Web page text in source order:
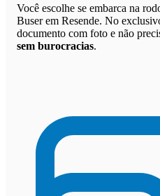
Você escolhe se embarca na
Buser em Resende. No
documento com foto e não
sem burocracias.